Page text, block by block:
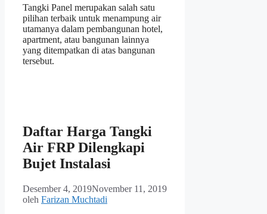
Tangki Panel merupakan salah satu
pilihan terbaik untuk menampung air
utamanya dalam pembangunan hotel,
apartment, atau bangunan lainnya
yang ditempatkan di atas bangunan
tersebut.
Daftar Harga Tangki
Air FRP Dilengkapi
Bujet Instalasi
Desember 4, 2019November 11, 2019
oleh Farizan Muchtadi